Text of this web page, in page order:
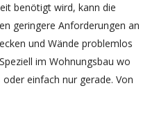
benötigt wird, kann die
geringere Anforderungen an
und Wände problemlos
im Wohnungsbau wo
einfach nur gerade. Von